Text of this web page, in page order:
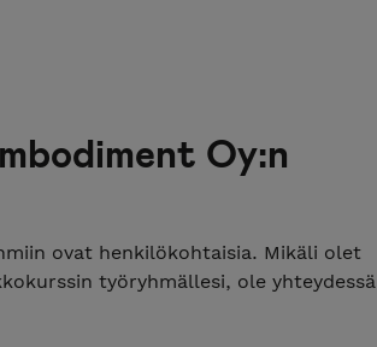
Oy:n
ovat henkilökohtaisia. Mikäli olet
työryhmällesi, ole yhteydessä